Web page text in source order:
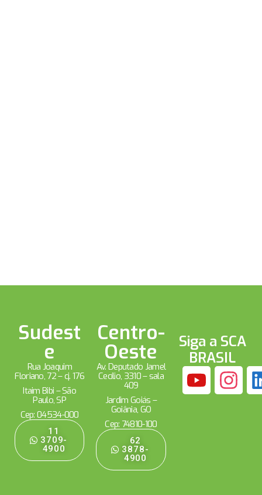
Sudest
e
Rua Joaquim
Floriano, 72 – cj. 176
Itaim Bibi – São
Paulo, SP
Cep: 04534-000
11
3709-
4900
Centro-
Oeste
Av. Deputado Jamel
Cecílio, 3310 – sala
409
Jardim Goiás –
Goiânia, GO
Cep: 74810-100
62
3878-
4900
Siga a SCA
BRASIL